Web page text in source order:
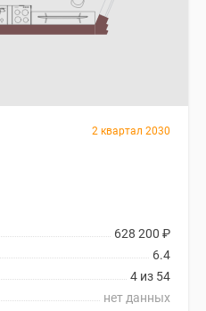
2 квартал 2030
628 200 ₽
6.4
4 из 54
нет данных